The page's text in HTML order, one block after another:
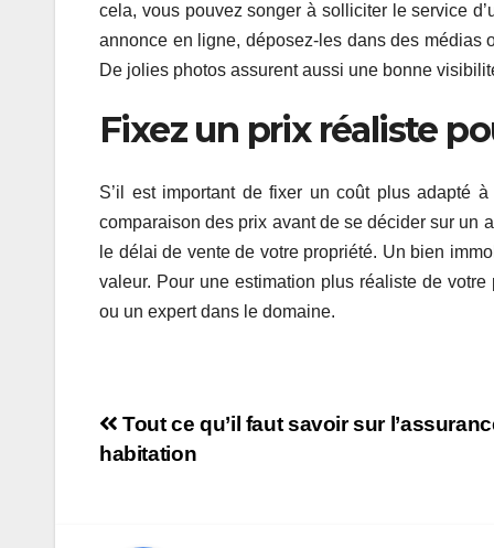
cela, vous pouvez songer à solliciter le service
annonce en ligne, déposez-les dans des médias
De jolies photos assurent aussi une bonne
Fixez un prix réaliste
S’il est important de fixer un coût plus adapté
comparaison des prix avant de se décider sur un
le délai de vente de votre propriété. Un bien
valeur. Pour une estimation plus réaliste de
ou un expert dans le domaine.
Navigation
Tout ce qu’il faut savoir sur
habitation